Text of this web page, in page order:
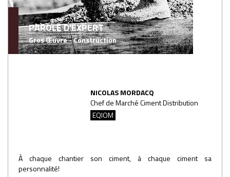
PAROLE D'EXPERT
Gros Œuvre - Construction
NICOLAS MORDACQ
Chef de Marché Ciment Distribution
EQIOM
À chaque chantier son ciment, à chaque ciment sa
personnalité!